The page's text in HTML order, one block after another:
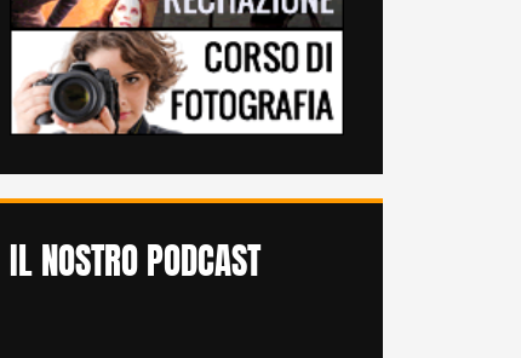
IL NOSTRO PODCAST